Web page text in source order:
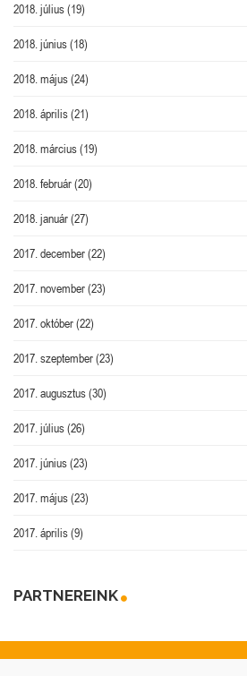
2018. július(19)
2018. június(18)
2018. május(24)
2018. április(21)
2018. március(19)
2018. február(20)
2018. január(27)
2017. december(22)
2017. november(23)
2017. október(22)
2017. szeptember(23)
2017. augusztus(30)
2017. július(26)
2017. június(23)
2017. május(23)
2017. április(9)
PARTNEREINK